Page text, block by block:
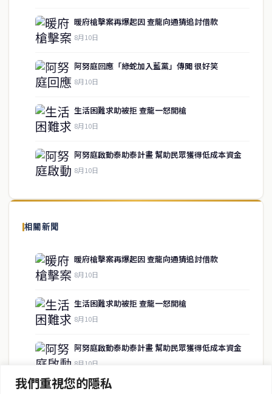
我們重視您的隱私
暖府槍擊案再爆起因 查龍向通猜追討借款
8月10日
阿努庭回應「綠蛇加入藍黨」傳聞 很好笑
8月10日
生活困難求助被拒 查龍一怒開槍
8月10日
阿努庭啟動泰助泰計畫 幫助民眾獲得低成本資金
8月10日
相關新聞
暖府槍擊案再爆起因 查龍向通猜追討借款
8月10日
生活困難求助被拒 查龍一怒開槍
8月10日
阿努庭啟動泰助泰計畫 幫助民眾獲得低成本資金
8月10日
阿努庭緊急指示收緊槍枝管控 討論軍警人事調動
關於我們
泰國中文新聞（TCN）是一家總部設於曼谷的中文新聞媒體，致力於
供即時、客觀、多元的中文新聞內容。
房地產
service@thaichinesenews.com